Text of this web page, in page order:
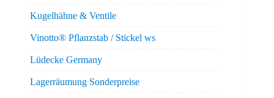
Kugelhähne & Ventile
Vinotto® Pflanzstab / Stickel ws
Lüdecke Germany
Lagerräumung Sonderpreise